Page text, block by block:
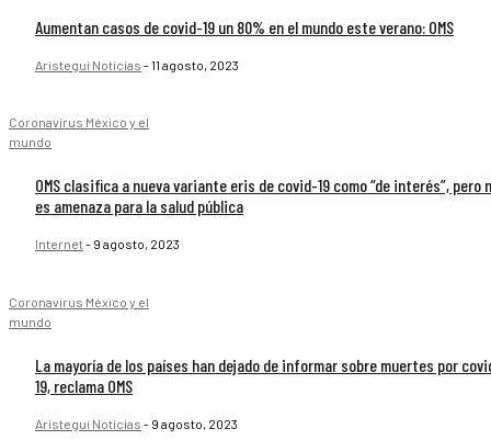
Aumentan casos de covid-19 un 80% en el mundo este verano: OMS
Aristegui Noticias -11 agosto, 2023
Coronavirus México y el
mundo
OMS clasifica a nueva variante eris de covid-19 como “de interés”, pero
es amenaza para la salud pública
Internet- 9 agosto, 2023
Coronavirus México y el
mundo
La mayoría de los países han dejado de informar sobre muertes por
19, reclama OMS
Aristegui Noticias - 9 agosto, 2023